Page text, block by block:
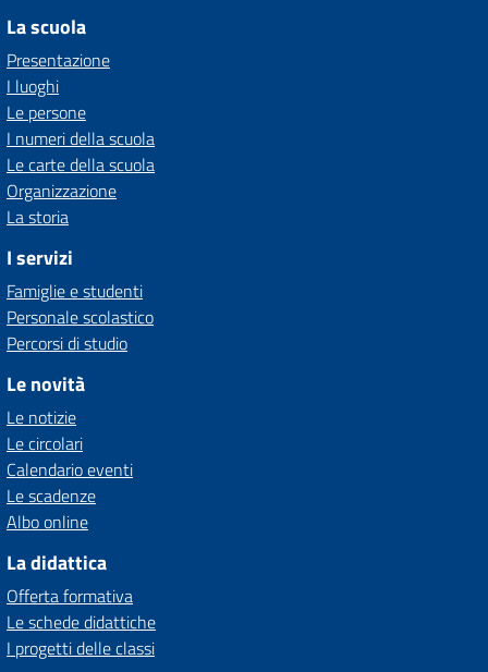
La scuola
Presentazione
I luoghi
Le persone
I numeri della scuola
Le carte della scuola
Organizzazione
La storia
I servizi
Famiglie e studenti
Personale scolastico
Percorsi di studio
Le novità
Le notizie
Le circolari
Calendario eventi
Le scadenze
Albo online
La didattica
Offerta formativa
Le schede didattiche
I progetti delle classi